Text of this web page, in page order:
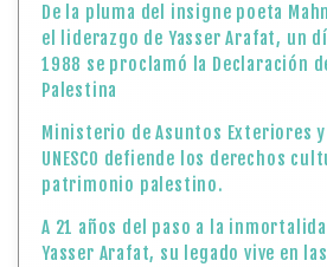
De la pluma del insigne poeta
el liderazgo de Yasser Arafat, un
1988 se proclamó la Declaración
Palestina
Ministerio de Asuntos Exteriores
UNESCO defiende los derechos
patrimonio palestino.
A 21 años del paso a la
Yasser Arafat, su legado vive en